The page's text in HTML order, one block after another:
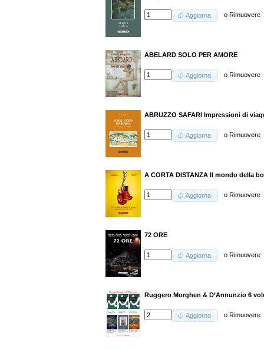
Aggiorna oRimuovere
ABELARD SOLO PER AMORE
Aggiorna oRimuovere
ABRUZZO SAFARI Impressioni di
Aggiorna oRimuovere
A CORTA DISTANZA Il mondo della
Aggiorna oRimuovere
72 ORE
Aggiorna oRimuovere
Ruggero Morghen & D’Annunzio 6
Aggiorna oRimuovere